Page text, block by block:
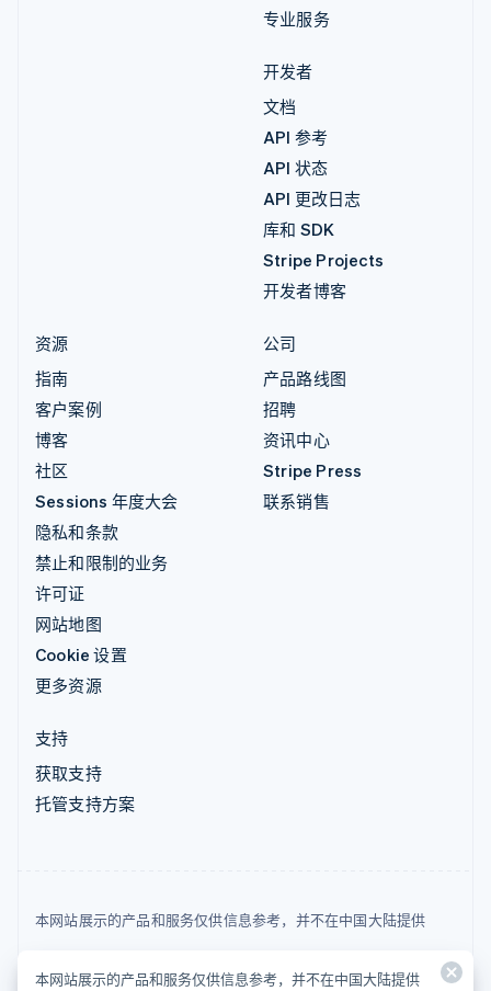
专业服务
开发者
文档
API 参考
API 状态
API 更改日志
库和 SDK
Stripe Projects
开发者博客
资源
指南
客户案例
博客
社区
Sessions 年度大会
隐私和条款
禁止和限制的业务
许可证
网站地图
Cookie 设置
更多资源
公司
产品路线图
招聘
资讯中心
Stripe Press
联系销售
支持
获取支持
托管支持方案
本网站展示的产品和服务仅供信息参考，并不在中国大陆提供
© 2026 Stripe, LLC
本网站展示的产品和服务仅供信息参考，并不在中国大陆提供